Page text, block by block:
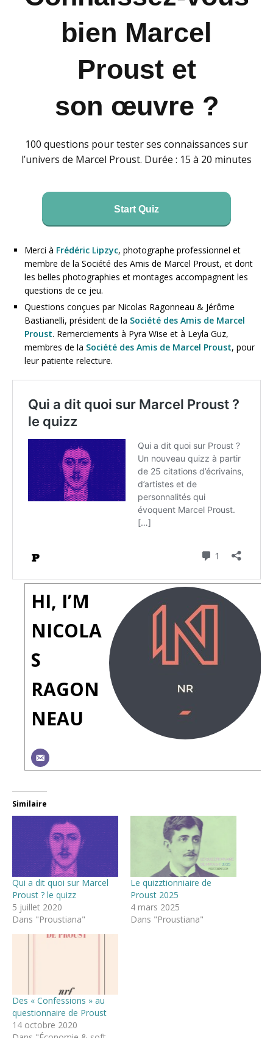
bien Marcel
Proust et
son œuvre ?
100 questions pour tester ses connaissances sur
l’univers de Marcel Proust. Durée : 15 à 20 minutes
Start Quiz
Merci à Frédéric Lipzyc, photographe professionnel et
membre de la Société des Amis de Marcel Proust, et dont
les belles photographies et montages accompagnent les
questions de ce jeu.
Questions conçues par Nicolas Ragonneau & Jérôme
Bastianelli, président de la Société des Amis de Marcel
Proust. Remerciements à Pyra Wise et à Leyla Guz,
membres de la Société des Amis de Marcel Proust, pour
leur patiente relecture.
HI, I’M
NICOLA
S
RAGON
NEAU
Similaire
Qui a dit quoi sur Marcel
Proust ? le quizz
5 juillet 2020
Dans "Proustiana"
Le quizztionniaire de
Proust 2025
4 mars 2025
Dans "Proustiana"
Des « Confessions » au
questionnaire de Proust
14 octobre 2020